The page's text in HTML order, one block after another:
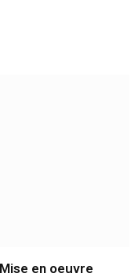
en oeuvre